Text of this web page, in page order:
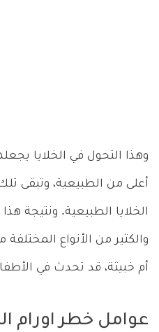
وهذا التحول في الخلايا
أعلى من الطبيعية، وتبقى
الخلايا الطبيعية. ونتيجة
والكثير من الأنواع
أم خبيثة، قد تحدث في
عوامل خطر اورام